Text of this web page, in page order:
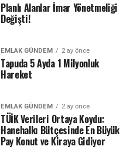
Planlı Alanlar İmar Yönetmeliği
Değişti!
EMLAK GÜNDEM 2 ay önce
Tapuda 5 Ayda 1 Milyonluk
Hareket
EMLAK GÜNDEM 2 ay önce
TÜİK Verileri Ortaya Koydu:
Hanehalkı Bütçesinde En Büyük
Pay Konut ve Kiraya Gidiyor